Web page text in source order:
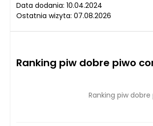
Data dodania: 10.04.2024
Ostatnia wizyta: 07.08.2026
Ranking piw dobre piwo
Ranking piw